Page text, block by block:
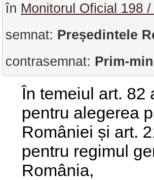
în Monitorul Oficial 198
semnat: Președintele
contrasemnat: Prim-
În temeiul art. 82
pentru alegerea
României și art.
pentru regimul
România,